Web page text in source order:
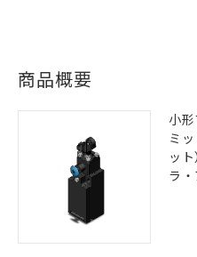
商品概要
小
ミ
ッ
ラ